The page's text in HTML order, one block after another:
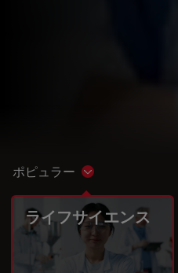
ポピュラー Show subnavigation
ライフサイエンス